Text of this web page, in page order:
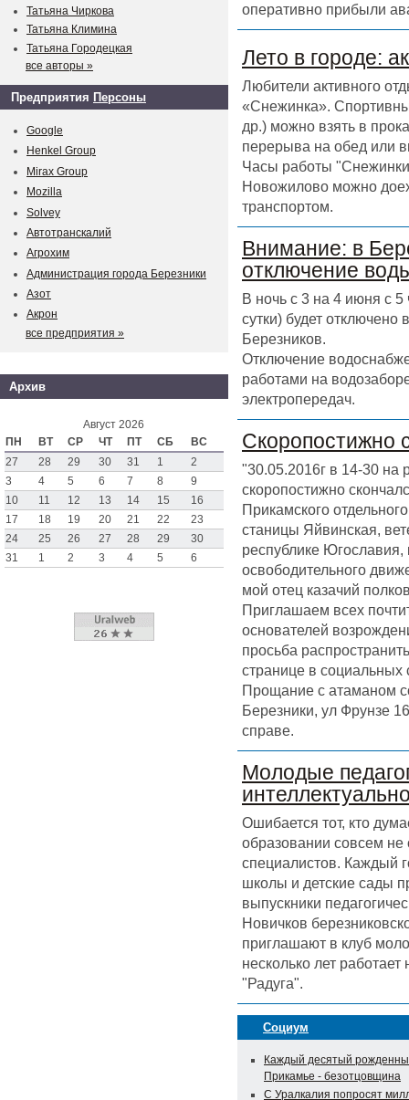
оперативно прибыли
Лето в городе:
Любители активного
«Снежинка».
др.) можно взять в
перерыва на обед или
Часы работы
Новожилово можно
транспортом.
Внимание: в
отключение
В ночь с 3 на 4 июня с 5
сутки) будет
Березников.
Отключение
работами на
электропередач.
Скоропостижно
"30.05.2016г в 14-30 на
скоропостижно
Прикамского
станицы Яйвинская,
республике
освободительного
мой отец казачий
Приглашаем всех
основателей
просьба
странице в
Прощание с атаманом
Березники, ул Фрунзе
справе.
Молодые
Ошибается тот, кто
образовании совсем
специалистов. Каждый
школы и детские сады
выпускники
Новичков
приглашают в клуб
несколько лет
"Радуга".
Социум
Каждый десятый
Прикамье - безотцовщина
С Уралкалия попросят
Татьяна Чиркова
Татьяна Климина
Татьяна Городецкая
все авторы »
Предприятия Персоны
Google
Henkel Group
Mirax Group
Mozilla
Solvey
Автотранскалий
Агрохим
Администрация города Березники
Азот
Акрон
все предприятия »
Архив
Август 2026
ПН
ВТ СР ЧТ ПТ СБ
ВС
27
28 29 30 31 1
2
3
4 5 6 7 8
9
10
11 12 13 14 15
16
17
18 19 20 21 22
23
24
25 26 27 28 29
30
31
1 2 3 4 5 6